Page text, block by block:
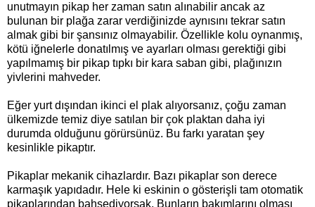
unutmayın pikap her zaman satın alınabilir ancak az
bulunan bir plağa zarar verdiğinizde aynısını tekrar satın
almak gibi bir şansınız olmayabilir. Özellikle kolu oynanmış,
kötü iğnelerle donatılmış ve ayarları olması gerektiği gibi
yapılmamış bir pikap tıpkı bir kara saban gibi, plağınızın
yivlerini mahveder.
Eğer yurt dışından ikinci el plak alıyorsanız, çoğu zaman
ülkemizde temiz diye satılan bir çok plaktan daha iyi
durumda olduğunu görürsünüz. Bu farkı yaratan şey
kesinlikle pikaptır.
Pikaplar mekanik cihazlardır. Bazı pikaplar son derece
karmaşık yapıdadır. Hele ki eskinin o gösterişli tam otomatik
pikaplarından bahsediyorsak. Bunların bakımlarını olması